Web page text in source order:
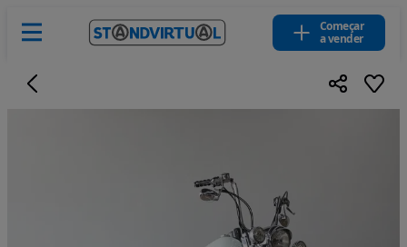
Começar
a vender